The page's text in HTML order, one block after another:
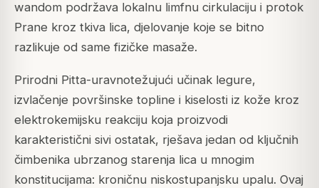
wandom podržava lokalnu limfnu cirkulaciju i protok
Prane kroz tkiva lica, djelovanje koje se bitno
razlikuje od same fizičke masaže.
Prirodni Pitta-uravnotežujući učinak legure,
izvlačenje površinske topline i kiselosti iz kože kroz
elektrokemijsku reakciju koja proizvodi
karakteristični sivi ostatak, rješava jedan od ključnih
čimbenika ubrzanog starenja lica u mnogim
konstitucijama: kroničnu niskostupanjsku upalu. Ovaj